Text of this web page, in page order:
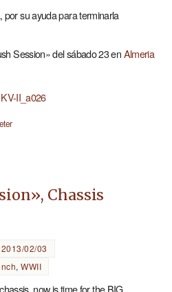
su ayuda para terminarla
Session» del sábado 23 enAlmeria
Chassis
2013/02/03
,WWII
now is time for the BIG